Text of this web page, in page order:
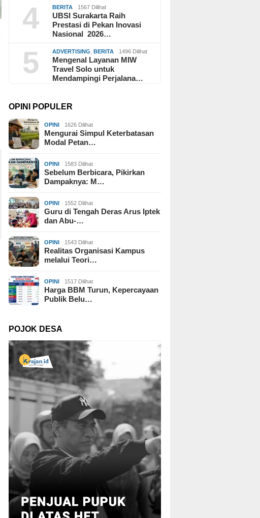
4 BERITA 1567 Dilihat
UBSI Surakarta Raih
Prestasi di Pekan Inovasi
Nasional 2026…
5 ADVERTISING ,BERITA 1496 Dilihat
Mengenal Layanan MIW
Travel Solo untuk
Mendampingi Perjalana…
OPINI POPULER
OPINI 1626 Dilihat
Mengurai Simpul Keterbatasan
Modal Petan…
OPINI 1583 Dilihat
Sebelum Berbicara, Pikirkan
Dampaknya: M…
OPINI 1552 Dilihat
Guru di Tengah Deras Arus Iptek
dan Abu-…
OPINI 1543 Dilihat
Realitas Organisasi Kampus
melalui Teori…
OPINI 1517 Dilihat
Harga BBM Turun, Kepercayaan
Publik Belu…
POJOK DESA